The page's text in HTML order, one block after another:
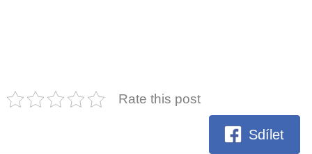
Rate this post
Sdílet